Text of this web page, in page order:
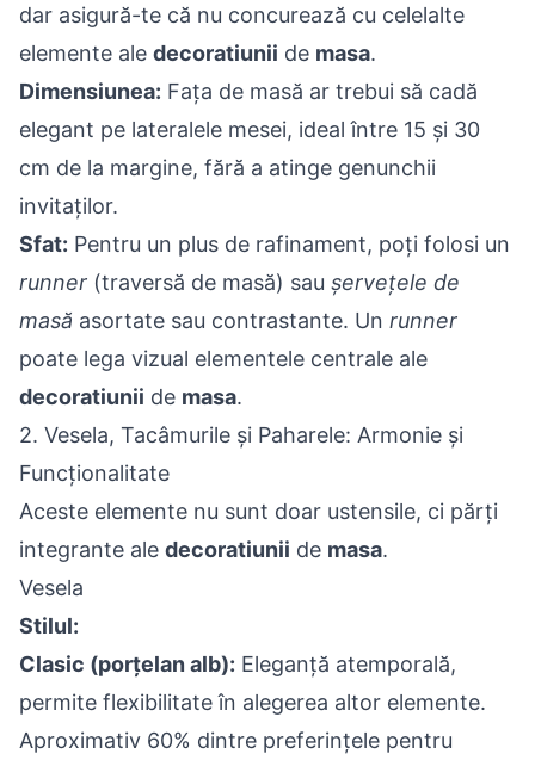
dar asigură-te că nu concurează cu celelalte
elemente ale decoratiunii de masa.
Dimensiunea: Fața de masă ar trebui să cadă
elegant pe lateralele mesei, ideal între 15 și 30
cm de la margine, fără a atinge genunchii
invitaților.
Sfat: Pentru un plus de rafinament, poți folosi un
runner (traversă de masă) sau șervețele de
masă asortate sau contrastante. Un runner
poate lega vizual elementele centrale ale
decoratiunii de masa.
2. Vesela, Tacâmurile și Paharele: Armonie și
Funcționalitate
Aceste elemente nu sunt doar ustensile, ci părți
integrante ale decoratiunii de masa.
Vesela
Stilul:
Clasic (porțelan alb): Eleganță atemporală,
permite flexibilitate în alegerea altor elemente.
Aproximativ 60% dintre preferințele pentru